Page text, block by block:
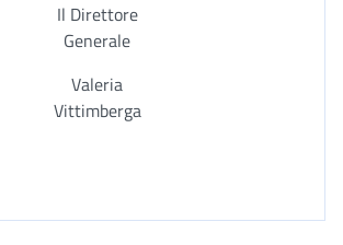
Il Direttore
Generale
Valeria
Vittimberga